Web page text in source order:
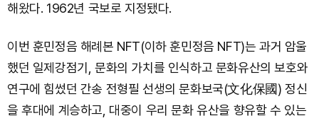
해왔다. 1962년 국보로 지정됐다.
이번 훈민정음 해례본 NFT(이하 훈민정음 NFT)는 과거 암울
했던 일제강점기, 문화의 가치를 인식하고 문화유산의 보호와
연구에 힘썼던 간송 전형필 선생의 문화보국(文化保國) 정신
을 후대에 계승하고, 대중이 우리 문화 유산을 향유할 수 있는